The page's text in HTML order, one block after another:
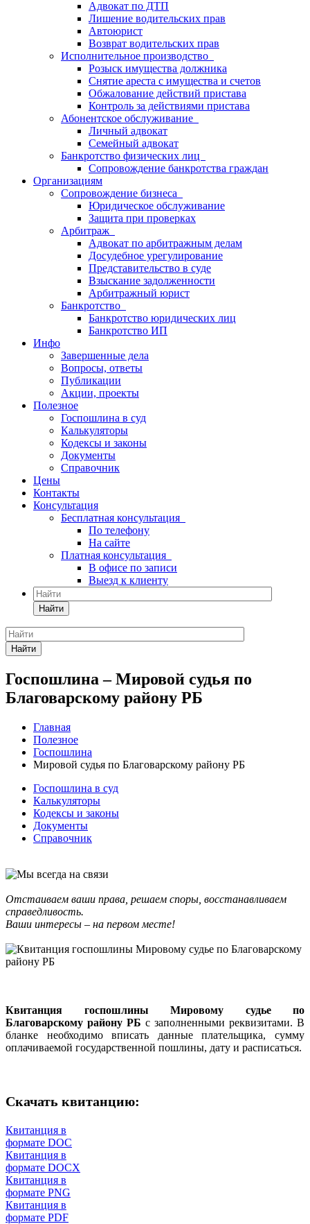
Адвокат по ДТП
Лишение водительских прав
Автоюрист
Возврат водительских прав
Исполнительное производство
Розыск имущества должника
Снятие ареста с имущества и счетов
Обжалование действий пристава
Контроль за действиями пристава
Абонентское обслуживание
Личный адвокат
Семейный адвокат
Банкротство физических лиц
Сопровождение банкротства граждан
Организациям
Сопровождение бизнеса
Юридическое обслуживание
Защита при проверках
Арбитраж
Адвокат по арбитражным делам
Досудебное урегулирование
Представительство в суде
Взыскание задолженности
Арбитражный юрист
Банкротство
Банкротство юридических лиц
Банкротство ИП
Инфо
Завершенные дела
Вопросы, ответы
Публикации
Акции, проекты
Полезное
Госпошлина в суд
Калькуляторы
Кодексы и законы
Документы
Справочник
Цены
Контакты
Консультация
Бесплатная консультация
По телефону
На сайте
Платная консультация
В офисе по записи
Выезд к клиенту
Найти
Найти
Госпошлина – Мировой судья по
Благоварскому району РБ
Главная
Полезное
Госпошлина
Мировой судья по Благоварскому району РБ
Госпошлина в суд
Калькуляторы
Кодексы и законы
Документы
Справочник
Отстаиваем ваши права, решаем споры, восстанавливаем
справедливость.
Ваши интересы – на первом месте!
Квитанция госпошлины Мировому судье по
Благоварскому району РБ с заполненными реквизитами. В
бланке необходимо вписать данные плательщика, сумму
оплачиваемой государственной пошлины, дату и расписаться.
Скачать квитанцию:
Квитанция в
формате DOC
Квитанция в
формате DOCX
Квитанция в
формате PNG
Квитанция в
формате PDF